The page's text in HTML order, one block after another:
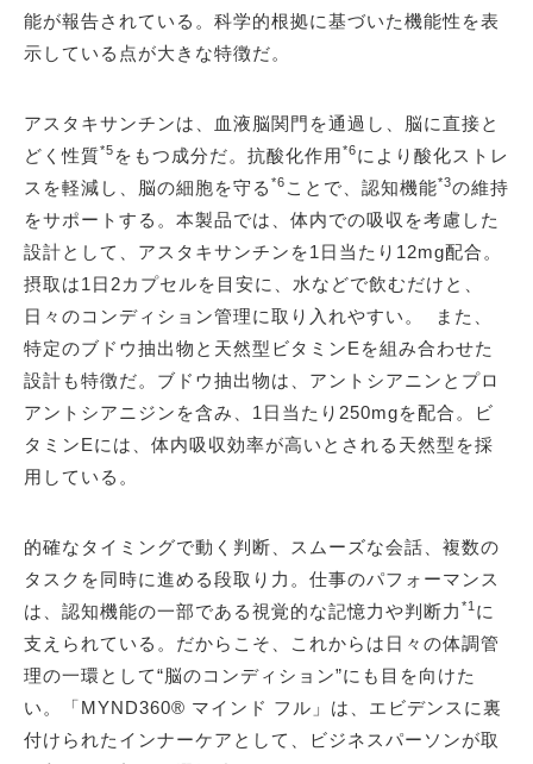
能が報告されている。科学的根拠に基づいた機能性を表
示している点が大きな特徴だ。
アスタキサンチンは、血液脳関門を通過し、脳に直接と
どく性質*5 をもつ成分だ。抗酸化作用*6により酸化ストレ
スを軽減し、脳の細胞を守る *6 ことで、認知機能*3の維持
をサポートする。本製品では、体内での吸収を考慮した
設計として、アスタキサンチンを1日当たり12mg配合。
摂取は1日2カプセルを目安に、水などで飲むだけと、
日々のコンディション管理に取り入れやすい。 また、
特定のブドウ抽出物と天然型ビタミンEを組み合わせた
設計も特徴だ。ブドウ抽出物は、アントシアニンとプロ
アントシアニジンを含み、1日当たり250mgを配合。ビ
タミンEには、体内吸収効率が高いとされる天然型を採
用している。
的確なタイミングで動く判断、スムーズな会話、複数の
タスクを同時に進める段取り力。仕事のパフォーマンス
は、認知機能の一部である視覚的な記憶力や判断力 *1 に
支えられている。だからこそ、これからは日々の体調管
理の一環として“脳のコンディション”にも目を向けた
い。「MYND360® マインド フル」は、エビデンスに裏
付けられたインナーケアとして、ビジネスパーソンが取